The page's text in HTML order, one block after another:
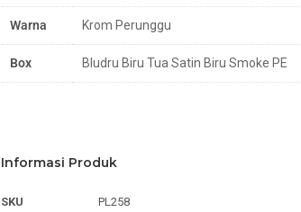
Warna Krom Perunggu
Box Bludru Biru Tua Satin Biru Smoke PE
Informasi Produk
SKU PL258